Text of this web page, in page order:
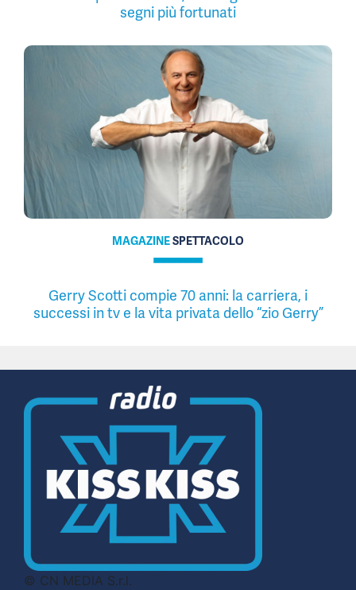
segni più fortunati
MAGAZINESPETTACOLO
Gerry Scotti compie 70 anni: la carriera, i
successi in tv e la vita privata dello “zio Gerry”
© CN MEDIA S.r.l.